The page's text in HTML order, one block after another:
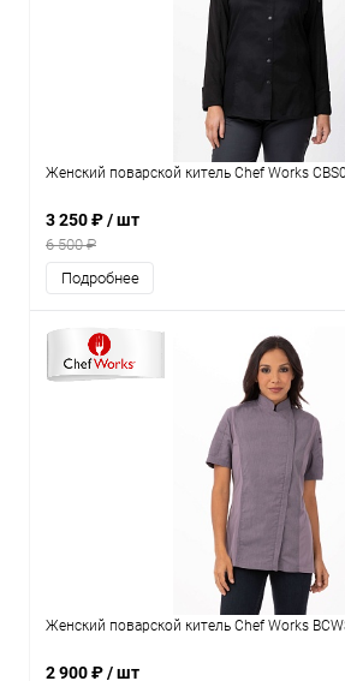
Женский поварской китель Chef Works
3 250 ₽/ шт
6 500 ₽
Подробнее
Женский поварской китель Chef Works
2 900 ₽/ шт